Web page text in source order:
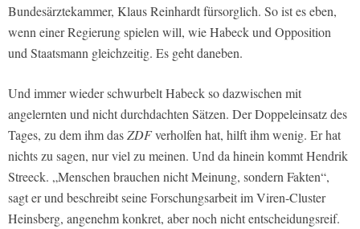
Bundesärztekammer, Klaus Reinhardt fürsorglich. So ist es eben,
wenn einer Regierung spielen will, wie Habeck und Opposition
und Staatsmann gleichzeitig. Es geht daneben.
Und immer wieder schwurbelt Habeck so dazwischen mit
angelernten und nicht durchdachten Sätzen. Der Doppeleinsatz des
Tages, zu dem ihm dasZDFverholfen hat, hilft ihm wenig. Er hat
nichts zu sagen, nur viel zu meinen. Und da hinein kommt Hendrik
Streeck. „Menschen brauchen nicht Meinung, sondern Fakten“,
sagt er und beschreibt seine Forschungsarbeit im Viren-Cluster
Heinsberg, angenehm konkret, aber noch nicht entscheidungsreif.